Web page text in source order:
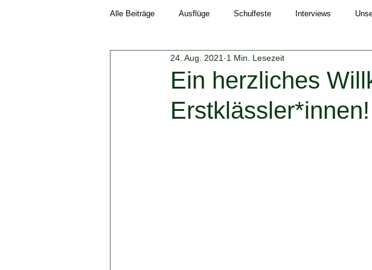
Alle Beiträge Ausflüge Schulfeste Interviews
Schuljahr 2018/19 Neuigkeiten
Schuljahr 2023/24 Schuljahr 2024/25 Schuljahr 2025/26
Ein herzliches
Erstklässler*innen!
24. Aug. 2021 1 Min. Lesezeit